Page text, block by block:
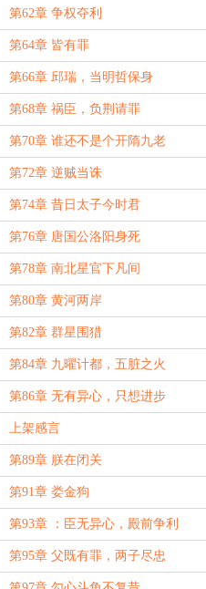
第62章 争权夺利
第64章 皆有罪
第66章 邱瑞，当明哲保身
第68章 祸臣，负荆请罪
第70章 谁还不是个开隋九老
第72章 逆贼当诛
第74章 昔日太子今时君
第76章 唐国公洛阳身死
第78章 南北星官下凡间
第80章 黄河两岸
第82章 群星围猎
第84章 九曜计都，五脏之火
第86章 无有异心，只想进步
上架感言
第89章 朕在闭关
第91章 娄金狗
第93章 ：臣无异心，殿前争利
第95章 父既有罪，两子尽忠